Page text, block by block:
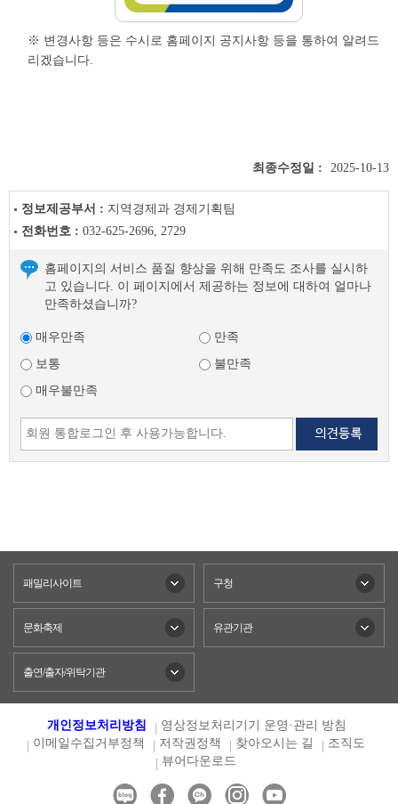
※ 변경사항 등은 수시로 홈페이지 공지사항 등을 통하여 알려드
리겠습니다.
최종수정일 : 2025-10-13
정보제공부서 : 지역경제과 경제기획팀
전화번호 : 032-625-2696, 2729
홈페이지의 서비스 품질 향상을 위해 만족도 조사를 실시하
고 있습니다. 이 페이지에서 제공하는 정보에 대하여 얼마나
만족하셨습니까?
매우만족
만족
보통
불만족
매우불만족
패밀리사이트 구청
문화축제 유관기관
출연/출자/위탁기관
개인정보처리방침
영상정보처리기기 운영·관리 방침
이메일수집거부정책
저작권정책 찾아오시는 길
조직도
뷰어다운로드